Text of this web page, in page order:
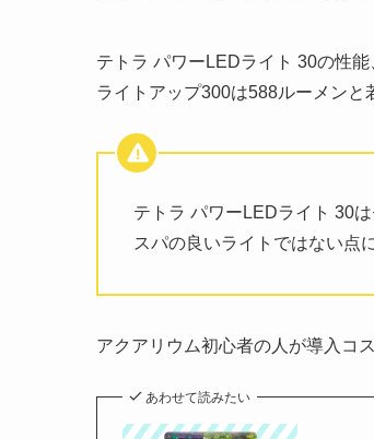
テトラ パワーLEDライト 30の性
ライトアップ300は588ルーメンと
テトラ パワーLEDライト 30
スパの良いライトではない点
アクアリウム初心者の人が導入コ
あわせて読みたい